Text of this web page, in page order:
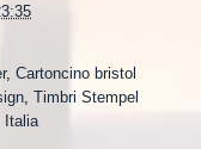
, Cartoncino bristol
, Timbri Stempel
Italia